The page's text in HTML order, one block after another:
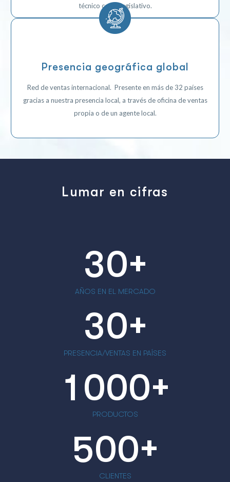
técnico como legislativo.
Presencia geográfica global
Red de ventas internacional. Presente en más de 32 países
gracias a nuestra presencia local, a través de oficina de ventas
propia o de un agente local.
Lumar en cifras
30+
AÑOS EN EL MERCADO
30+
PRESENCIA/VENTAS EN PAÍSES
1 000+
PRODUCTOS
500+
CLIENTES